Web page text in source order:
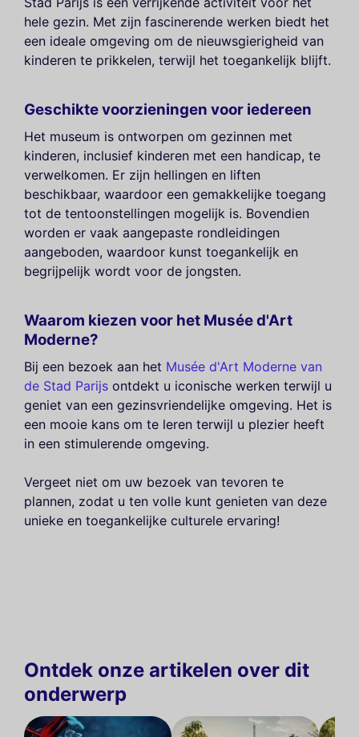
hele gezin. Met zijn fascinerende werken biedt het
een ideale omgeving om de nieuwsgierigheid van
kinderen te prikkelen, terwijl het toegankelijk blijft.
Geschikte voorzieningen voor iedereen
Het museum is ontworpen om gezinnen met
kinderen, inclusief kinderen met een handicap, te
verwelkomen. Er zijn hellingen en liften
beschikbaar, waardoor een gemakkelijke toegang
tot de tentoonstellingen mogelijk is. Bovendien
worden er vaak aangepaste rondleidingen
aangeboden, waardoor kunst toegankelijk en
begrijpelijk wordt voor de jongsten.
Waarom kiezen voor het Musée d'Art
Moderne?
Bij een bezoek aan het Musée d'Art Moderne van
de Stad Parijs ontdekt u iconische werken terwijl u
geniet van een gezinsvriendelijke omgeving. Het is
een mooie kans om te leren terwijl u plezier heeft
in een stimulerende omgeving.
Vergeet niet om uw bezoek van tevoren te
plannen, zodat u ten volle kunt genieten van deze
unieke en toegankelijke culturele ervaring!
Ontdek onze artikelen over dit
onderwerp